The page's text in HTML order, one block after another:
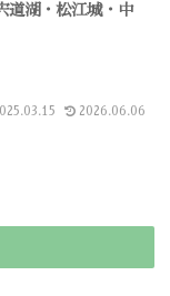
道湖・松江城・中
2026.06.06